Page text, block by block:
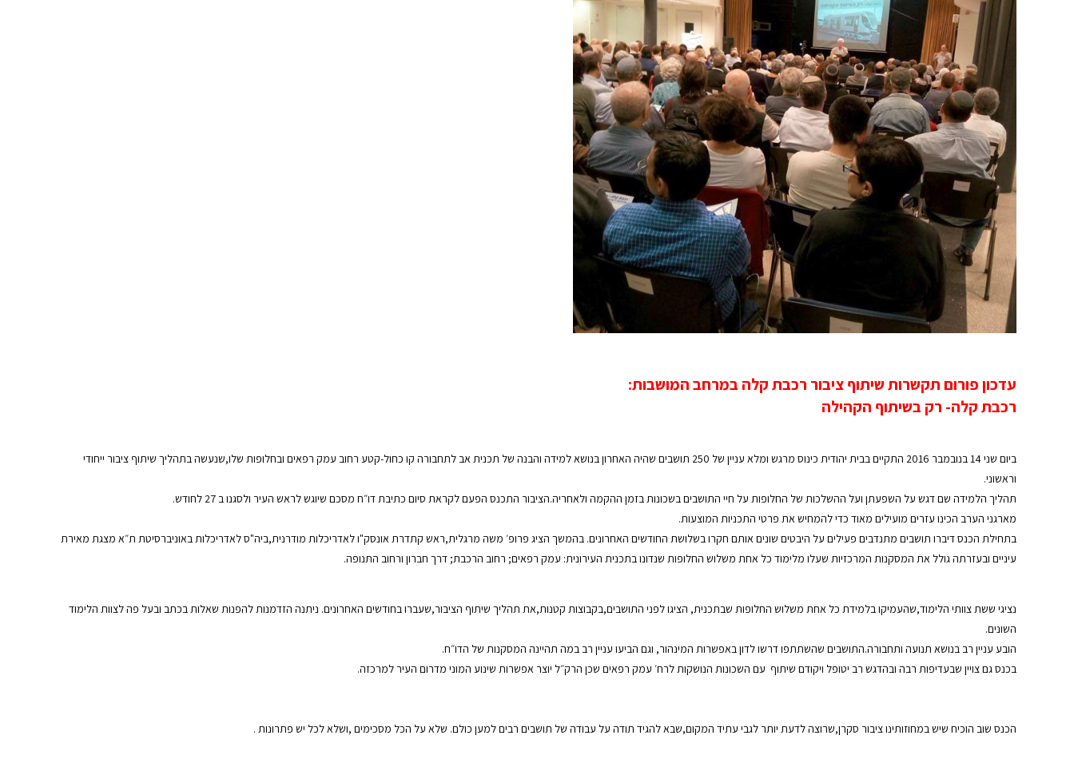
עדכון פורום תקשרות שיתוף ציבור רכבת קלה במרחב המושבות:
רכבת קלה- רק בשיתוף הקהילה
ביום שני 14 בנובמבר 2016 התקיים בבית יהודית כינוס מרגש ומלא עניין של 250 תושבים שהיה האחרון בנושא למידה והבנה של תכנית אב לתחבורה קו כחול-קטע רחוב עמק רפאים ובחלופות שלו,שנעשה בתהליך שיתוף ציבור ייחודי
וראשוני.
תהליך הלמידה שם דגש על השפעתן ועל ההשלכות של החלופות על חיי התושבים בשכונות בזמן ההקמה ולאחריה.הציבור התכנס הפעם לקראת סיום כתיבת דו״ח מסכם שיוגש לראש העיר ולסגנו ב 27 לחודש.
מארגני הערב הכינו עזרים מועילים מאוד כדי להמחיש את פרטי התכניות המוצעות.
בתחילת הכנס דיברו תושבים מתנדבים פעילים על היבטים שונים אותם חקרו בשלושת החודשים האחרונים. בהמשך הציג פרופ׳ משה מרגלית,ראש קתדרת אונסק"ו לאדריכלות מודרנית,ביה"ס לאדריכלות באוניברסיטת ת״א מצגת מאירת
עיניים ובעזרתה גולל את המסקנות המרכזיות שעלו מלימוד כל אחת משלוש החלופות שנדונו בתכנית העירונית: עמק רפאים; רחוב הרכבת; דרך חברון ורחוב התנופה.
נציגי ששת צוותי הלימוד,שהעמיקו בלמידת כל אחת משלוש החלופות שבתכנית, הציגו לפני התושבים,בקבוצות קטנות,את תהליך שיתוף הציבור,שעברו בחודשים האחרונים. ניתנה הזדמנות להפנות שאלות בכתב ובעל פה לצוות הלימוד
השונים.
הובע עניין רב בנושא תנועה ותחבורה.התושבים שהשתתפו דרשו לדון באפשרות המינהור, וגם הביעו עניין רב במה תהיינה המסקנות של הדו״ח.
בכנס גם צויין שבעדיפות רבה ובהדגש רב יטופל ויקודם שיתוף עם השכונות הנושקות לרח׳ עמק רפאים שכן הרק״ל יוצר אפשרות שינוע המוני מדרום העיר למרכזה.
הכנס שוב הוכיח שיש במחוזותינו ציבור סקרן,שרוצה לדעת יותר לגבי עתיד המקום,שבא להגיד תודה על עבודה של תושבים רבים למען כולם. שלא על הכל מסכימים ,ושלא לכל יש פתרונות .